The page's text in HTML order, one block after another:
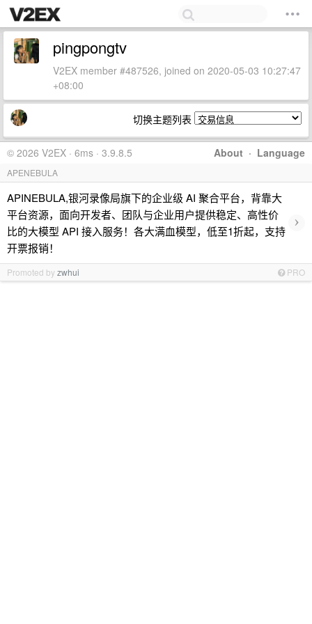
pingpongtv
V2EX member #487526, joined on 2020-05-03 10:27:47
+08:00
切换主题列表
About · Language
© 2026 V2EX · 6ms · 3.9.8.5
APENEBULA
APINEBULA,银河录像局旗下的企业级 AI 聚合平台，背靠大
平台资源，面向开发者、团队与企业用户提供稳定、高性价
比的大模型 API 接入服务！各大满血模型，低至1折起，支持
开票报销！
›
Promoted byzwhui PRO